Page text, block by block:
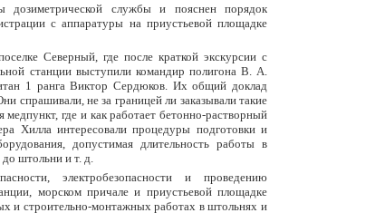
дозиметрической службы и пояснен порядок
с аппаратуры на приустьевой площадке
Северный, где после краткой экскурсии с
станции выступили командир полигона В. А.
1 ранга Виктор Сердюков. Их общий доклад
спрашивали, не за границей ли заказывали такие
где и как работает бетонно-растворный
Хилла интересовали процедуры подготовки и
допустимая длительность работы в
штольни и т. д.
электробезопасности и проведению
морском причале и приустьевой площадке
и строительно-монтажных работах в штольнях и